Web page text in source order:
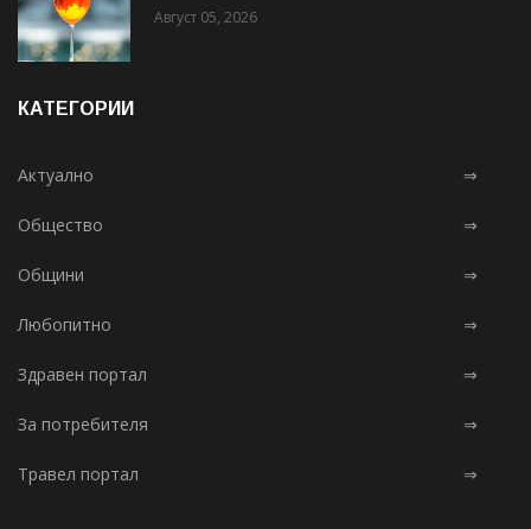
Август 05, 2026
КАТЕГОРИИ
Актуално ⇒
Общество ⇒
Общини ⇒
Любопитно ⇒
Здравен портал ⇒
За потребителя ⇒
Травел портал ⇒